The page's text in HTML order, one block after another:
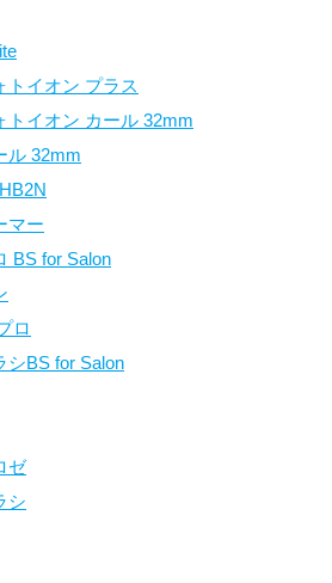
トイオン プラス
トイオン カール 32mm
ル 32mm
マー
BS for Salon
ロ
シBS for Salon
ゼ
シ